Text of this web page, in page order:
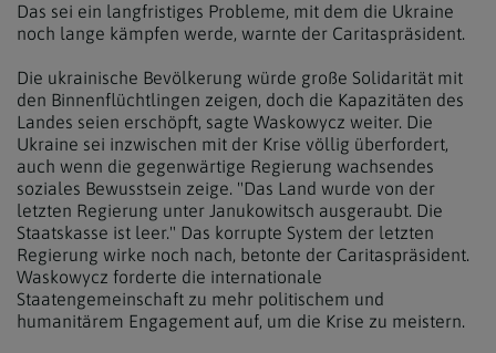
Das sei ein langfristiges Probleme, mit dem die Ukraine
noch lange kämpfen werde, warnte der Caritaspräsident.
Die ukrainische Bevölkerung würde große Solidarität mit
den Binnenflüchtlingen zeigen, doch die Kapazitäten des
Landes seien erschöpft, sagte Waskowycz weiter. Die
Ukraine sei inzwischen mit der Krise völlig überfordert,
auch wenn die gegenwärtige Regierung wachsendes
soziales Bewusstsein zeige. "Das Land wurde von der
letzten Regierung unter Janukowitsch ausgeraubt. Die
Staatskasse ist leer." Das korrupte System der letzten
Regierung wirke noch nach, betonte der Caritaspräsident.
Waskowycz forderte die internationale
Staatengemeinschaft zu mehr politischem und
humanitärem Engagement auf, um die Krise zu meistern.